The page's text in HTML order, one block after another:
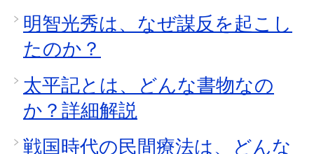
明智光秀は、なぜ謀反を起こし
たのか？
太平記とは、どんな書物なの
か？詳細解説
戦国時代の民間療法は、どんな